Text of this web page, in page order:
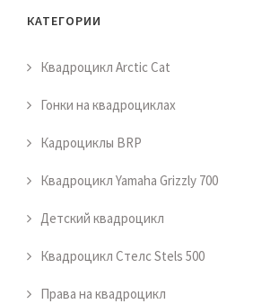
КАТЕГОРИИ
Квадроцикл Arctic Cat
Гонки на квадроциклах
Кадроциклы BRP
Квадроцикл Yamaha Grizzly 700
Детский квадроцикл
Квадроцикл Стелс Stels 500
Права на квадроцикл